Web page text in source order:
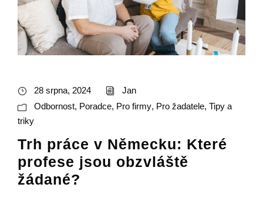
28 srpna, 2024
Jan
Odbornost, Poradce, Pro firmy, Pro žadatele, Tipy a
triky
Trh práce v Německu: Které
profese jsou obzvláště
žádané?